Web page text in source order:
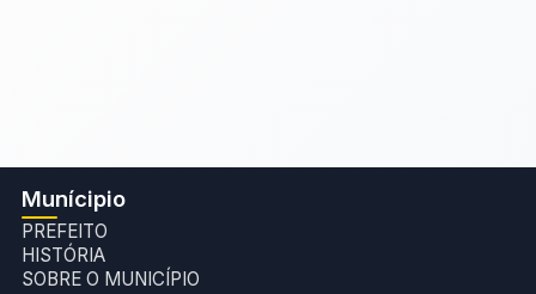
Munícipio
PREFEITO
HISTÓRIA
SOBRE O MUNICÍPIO